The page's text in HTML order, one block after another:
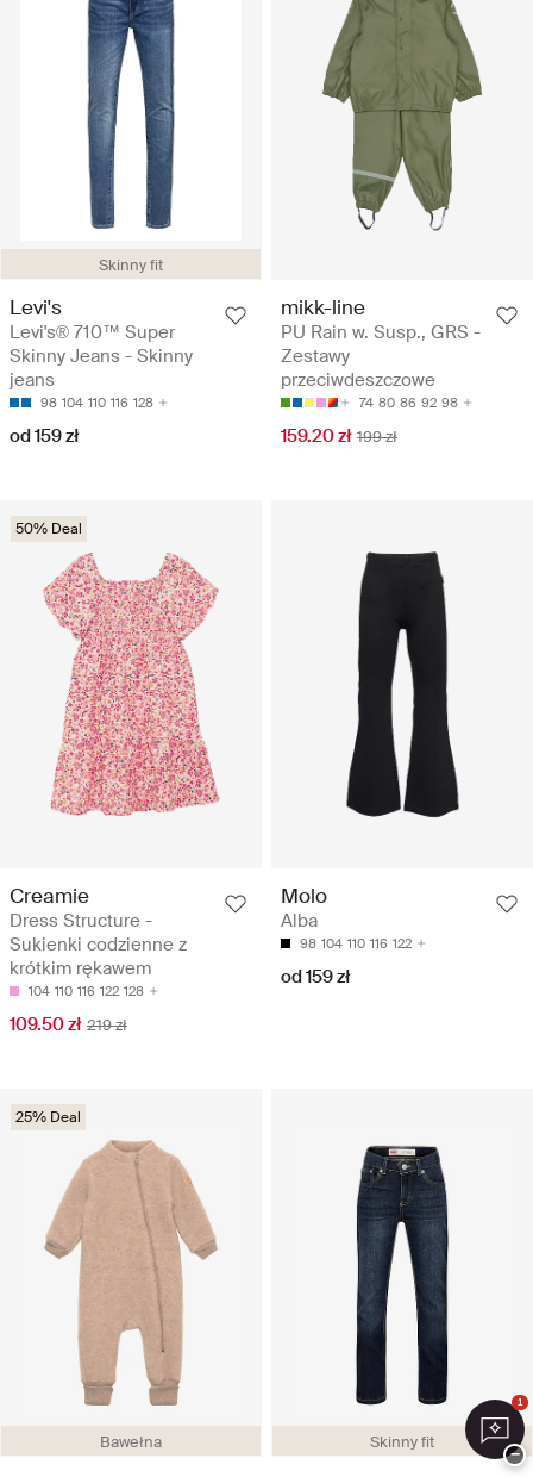
Skinny fit
Levi's
Levi's® 710™ Super
Skinny Jeans - Skinny
jeans
98 104 110 116 128
od 159 zł
mikk-line
PU Rain w. Susp., GRS -
Zestawy
przeciwdeszczowe
74 80 86 92 98
159.20 zł 199 zł
50% Deal
Creamie
Dress Structure -
Sukienki codzienne z
krótkim rękawem
104 110 116 122 128
109.50 zł 219 zł
Molo
Alba
98 104 110 116 122
od 159 zł
Bawełna
25% Deal
Skinny fit
1
−